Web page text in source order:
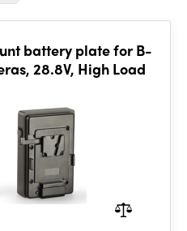
battery plate for B-
28.8V, High Load